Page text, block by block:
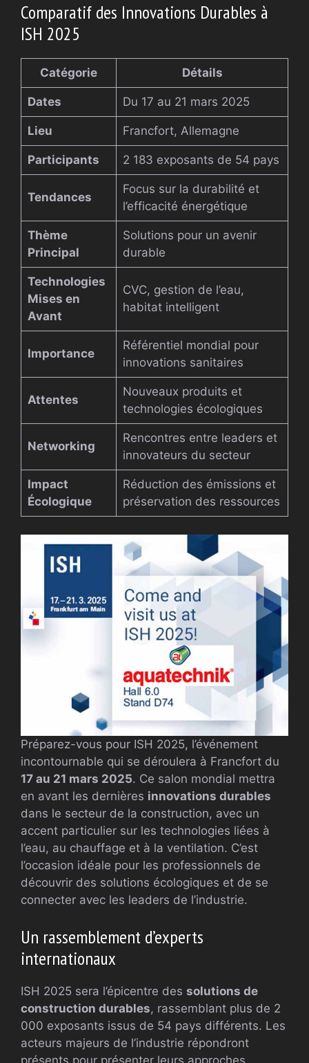
Comparatif des Innovations Durables à
ISH 2025
Catégorie Détails
Dates Du 17 au 21 mars 2025
Lieu Francfort, Allemagne
Participants 2 183 exposants de 54 pays
Tendances
Focus sur la durabilité et
l’efficacité énergétique
Thème
Principal
Solutions pour un avenir
durable
Technologies
Mises en
Avant
CVC, gestion de l’eau,
habitat intelligent
Importance
Référentiel mondial pour
innovations sanitaires
Attentes
Nouveaux produits et
technologies écologiques
Networking
Rencontres entre leaders et
innovateurs du secteur
Impact
Écologique
Réduction des émissions et
préservation des ressources
Préparez-vous pour ISH 2025, l’événement
incontournable qui se déroulera à Francfort du
17 au 21 mars 2025. Ce salon mondial mettra
en avant les dernières innovations durables
dans le secteur de la construction, avec un
accent particulier sur les technologies liées à
l’eau, au chauffage et à la ventilation. C’est
l’occasion idéale pour les professionnels de
découvrir des solutions écologiques et de se
connecter avec les leaders de l’industrie.
Un rassemblement d’experts
internationaux
ISH 2025 sera l’épicentre des solutions de
construction durables, rassemblant plus de 2
000 exposants issus de 54 pays différents. Les
acteurs majeurs de l’industrie répondront